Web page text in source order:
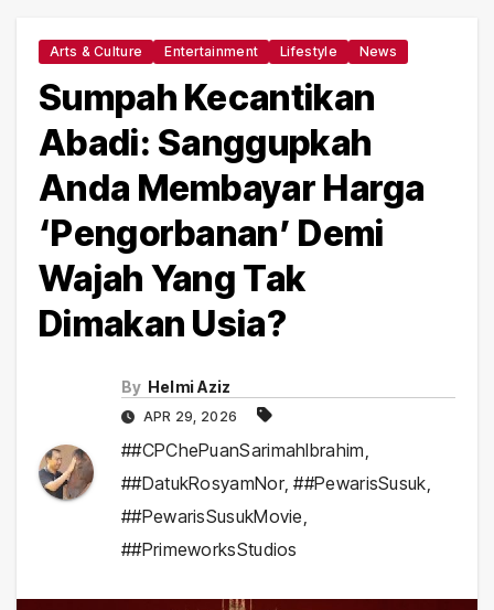
Arts & Culture Entertainment Lifestyle News
Sumpah Kecantikan
Abadi: Sanggupkah
Anda Membayar Harga
‘Pengorbanan’ Demi
Wajah Yang Tak
Dimakan Usia?
By Helmi Aziz
APR 29, 2026
##CPChePuanSarimahIbrahim,
##DatukRosyamNor,##PewarisSusuk,
##PewarisSusukMovie,
##PrimeworksStudios